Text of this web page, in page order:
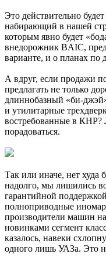
Это действительно
набирающий в нашей
которым явно будет
внедорожник BAIC,
варианте, и о планах
А вдруг, если продажи
предлагать не только
длиннобазный «би-
и утилитарные
востребованные в КНР?
порадоваться.
Так или иначе, нет худа
надолго, мы лишились
гарантийной
полноприводные
производители машин
новинками сегмент
казалось, навеки
одного лишь УАЗа. Это